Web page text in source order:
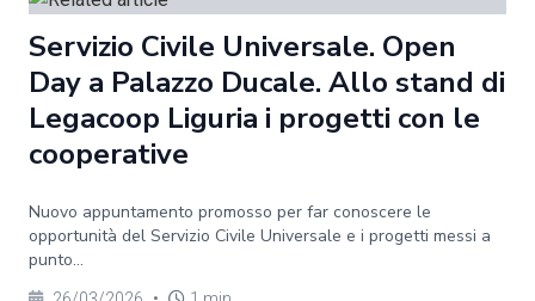
Servizio Civile Universale. Open
Day a Palazzo Ducale. Allo stand di
Legacoop Liguria i progetti con le
cooperative
Nuovo appuntamento promosso per far conoscere le
opportunità del Servizio Civile Universale e i progetti messi a
punto...